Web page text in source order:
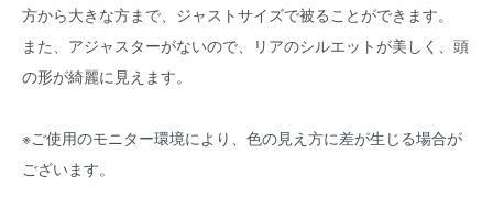
方から大きな方まで、ジャストサイズで被ることができます。
また、アジャスターがないので、リアのシルエットが美しく、頭
の形が綺麗に見えます。
※ご使用のモニター環境により、色の見え方に差が生じる場合が
ございます。